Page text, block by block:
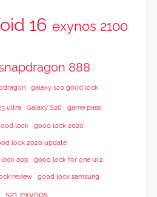
16 exynos 2100
888
galaxy s20 good lock
ultra Galaxy S26 game pass
lock good lock 2020
lock 2020 update
app good lock for one ui 2
review good lock samsung
s21 exynos